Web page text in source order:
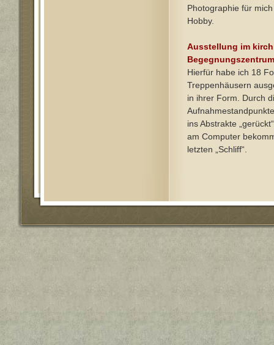
Photographie für
Hobby.
Ausstellung im
Hierfür habe ich 18
Treppenhäusern
in ihrer Form. Durch
ins Abstrakte
am Computer
letzten „Schliff“.